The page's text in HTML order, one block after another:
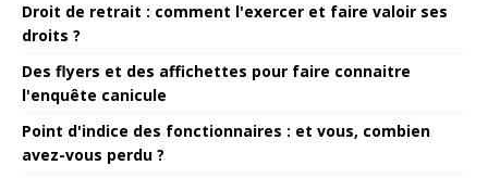
Droit de retrait : comment l'exercer et faire valoir ses
droits ?
Des flyers et des affichettes pour faire connaitre
l'enquête canicule
Point d'indice des fonctionnaires : et vous, combien
avez-vous perdu ?